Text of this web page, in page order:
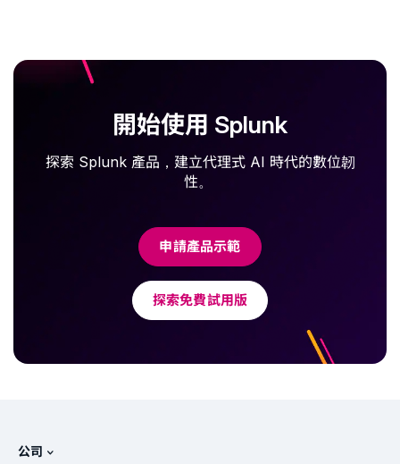
開始使用 Splunk
探索 Splunk 產品，建立代理式 AI 時代的數位韌
性。
申請產品示範
探索免費試用版
公司